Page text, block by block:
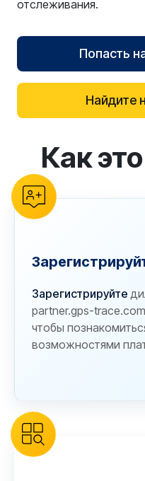
отслеживания.
Попасть
Найдите
reCAPTCHA verification
Как
Зарегистрируйте
partner.gps-
чтобы
возможностями